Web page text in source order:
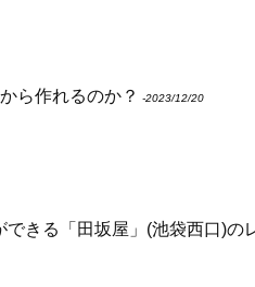
ら作れるのか？ ‐2023/12/20
できる「田坂屋」(池袋西口)の